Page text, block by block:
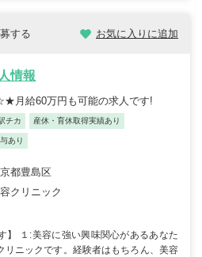
する お気に入りに追加
情報
月給60万円も可能の求人です!
チカ 産休・育休取得実績あり
あり
都豊島区
クリニック
】 １:美容に強い興味関心があるあなた
ニックです。経験者はもちろん、美容